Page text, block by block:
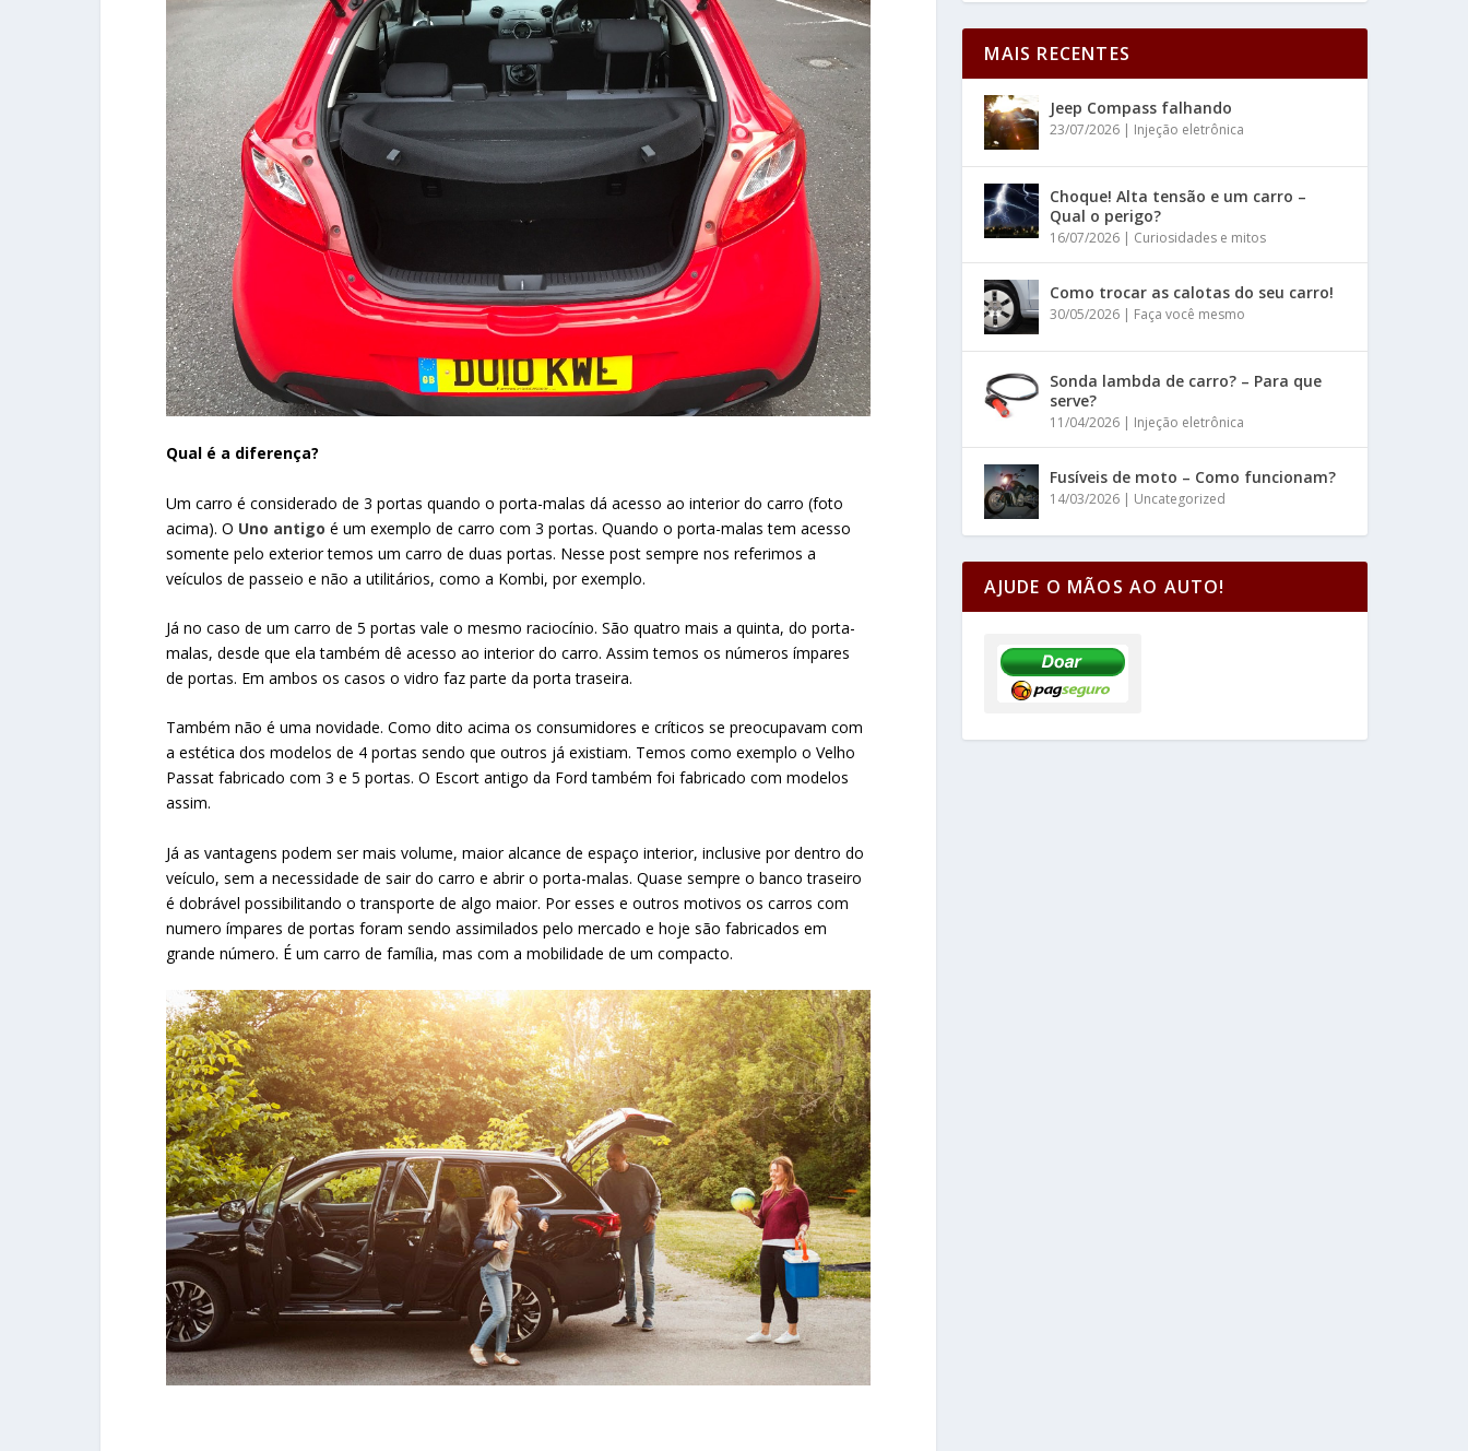
Qual é a diferença?
Um carro é considerado de 3 portas quando o porta-malas dá acesso ao interior do carro (foto
acima). O Uno antigo é um exemplo de carro com 3 portas. Quando o porta-malas tem acesso
somente pelo exterior temos um carro de duas portas. Nesse post sempre nos referimos a
veículos de passeio e não a utilitários, como a Kombi, por exemplo.
Já no caso de um carro de 5 portas vale o mesmo raciocínio. São quatro mais a quinta, do porta-
malas, desde que ela também dê acesso ao interior do carro. Assim temos os números ímpares
de portas. Em ambos os casos o vidro faz parte da porta traseira.
Também não é uma novidade. Como dito acima os consumidores e críticos se preocupavam com
a estética dos modelos de 4 portas sendo que outros já existiam. Temos como exemplo o Velho
Passat fabricado com 3 e 5 portas. O Escort antigo da Ford também foi fabricado com modelos
assim.
Já as vantagens podem ser mais volume, maior alcance de espaço interior, inclusive por dentro do
veículo, sem a necessidade de sair do carro e abrir o porta-malas. Quase sempre o banco traseiro
é dobrável possibilitando o transporte de algo maior. Por esses e outros motivos os carros com
numero ímpares de portas foram sendo assimilados pelo mercado e hoje são fabricados em
grande número. É um carro de família, mas com a mobilidade de um compacto.
MAIS RECENTES
Jeep Compass falhando
23/07/2026 | Injeção eletrônica
Choque! Alta tensão e um carro –
Qual o perigo?
16/07/2026 | Curiosidades e mitos
Como trocar as calotas do seu carro!
30/05/2026 | Faça você mesmo
Sonda lambda de carro? – Para que
serve?
11/04/2026 | Injeção eletrônica
Fusíveis de moto – Como funcionam?
14/03/2026 | Uncategorized
AJUDE O MÃOS AO AUTO!